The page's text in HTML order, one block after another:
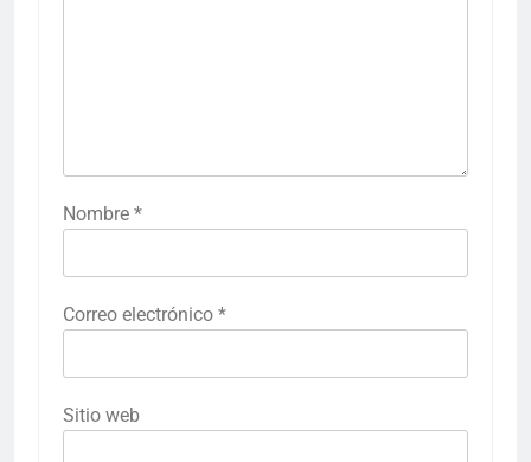
Nombre *
Correo electrónico *
Sitio web